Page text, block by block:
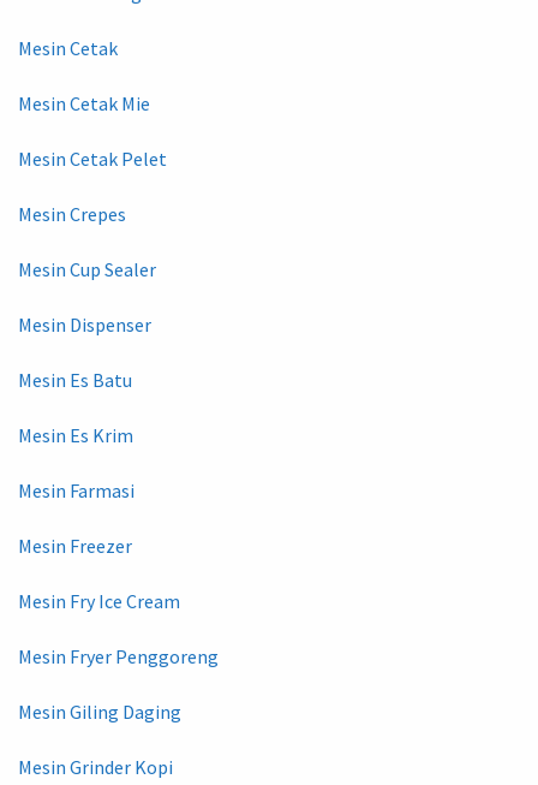
Mesin Cetak
Mesin Cetak Mie
Mesin Cetak Pelet
Mesin Crepes
Mesin Cup Sealer
Mesin Dispenser
Mesin Es Batu
Mesin Es Krim
Mesin Farmasi
Mesin Freezer
Mesin Fry Ice Cream
Mesin Fryer Penggoreng
Mesin Giling Daging
Mesin Grinder Kopi